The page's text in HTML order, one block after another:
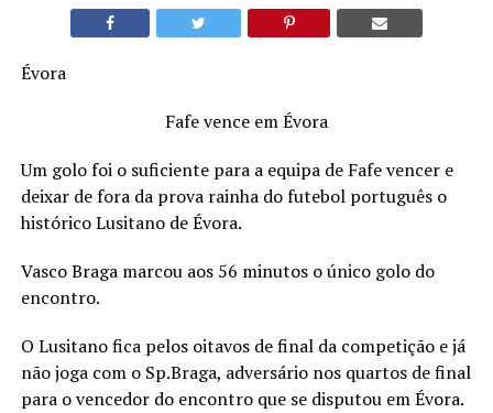
Évora
Fafe vence em Évora
Um golo foi o suficiente para a equipa de Fafe vencer e
deixar de fora da prova rainha do futebol português o
histórico Lusitano de Évora.
Vasco Braga marcou aos 56 minutos o único golo do
encontro.
O Lusitano fica pelos oitavos de final da competição e já
não joga com o Sp.Braga, adversário nos quartos de final
para o vencedor do encontro que se disputou em Évora.